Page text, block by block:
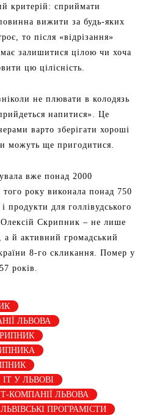
критерій: сприймати
вижити за будь-яких
то після «відрізання»
залишитися цілою чи хоча
цю цілісність.
не плювати в колодязь
напитися». Це
варто зберігати хороші
можуть ще пригодитися.
вже понад 2000
того року виконала понад 750
продукти для голлівудського
Скрипник – не лише
а й активний громадський
8-го скликання. Помер у
років.
ЛЬВОВА
ІТ У ЛЬВОВІ
КОМПАНІЇ ЛЬВОВА
ЛЬВІВСЬКІ ПРОГРАМІСТИ